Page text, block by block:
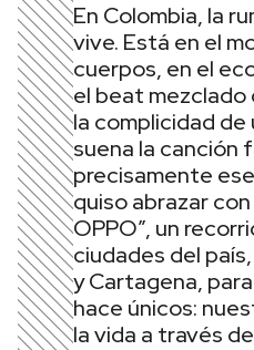
En Colombia, la
vive. Está en el
cuerpos, en el
el beat
la complicidad de
suena la canción
precisamente
quiso abrazar
OPPO”, un
ciudades del
y Cartagena,
hace únicos:
la vida a través